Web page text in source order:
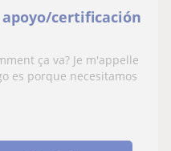
certificación
ça va? Je m'appelle
es porque necesitamos